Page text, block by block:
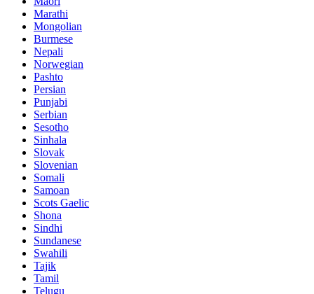
Marathi
Mongolian
Burmese
Nepali
Norwegian
Pashto
Persian
Punjabi
Serbian
Sesotho
Sinhala
Slovak
Slovenian
Somali
Samoan
Scots Gaelic
Shona
Sindhi
Sundanese
Swahili
Tajik
Tamil
Telugu